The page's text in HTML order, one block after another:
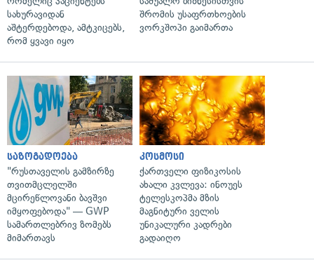
სახურავიდან
აშტერდებოდა, ამტკიცებს,
რომ ყვავი იყო
შრომის უსაფრთხოების
ვორკშოპი გაიმართა
საზოგადოება
"რუსთაველის გამზირზე
თვითმცლელში
მცირეწლოვანი ბავშვი
იმყოფებოდა" — GWP
სამართლებრივ ზომებს
მიმართავს
კოსმოსი
ქართველი ფიზიკოსის
ახალი კვლევა: ინოუეს
ტელესკოპმა მზის
მაგნიტური ველის
უნიკალური კადრები
გადაიღო